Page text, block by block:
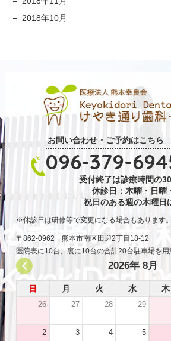
2018年10月
お問い合わせ・ご予約はこちら
096-379-
受付終了は診療時間の
休診日：木曜・日曜
祝日のある週の木曜日
休診日は研修等で変更になる場合もあります。
〒862-0962 熊本市南区田迎2丁目18-12
医院表に10台、裏に10台の合計20台駐車場を
2026年 8月
日 月 火 水 木
26 27 28 29
2 3 4 5